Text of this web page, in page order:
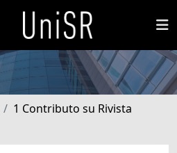
1 Contributo su Rivista